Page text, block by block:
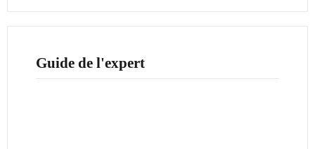
Guide de l'expert